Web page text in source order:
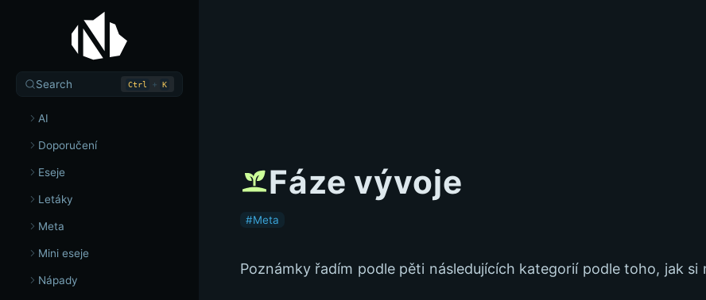
Search Ctrl + K
AI
Doporučení
Eseje
Letáky
Meta
Mini eseje
Nápady
Fáze vývoje
#Meta
Poznámky řadím podle pěti následujících kategorií podle toho, jak si